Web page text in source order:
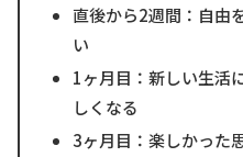
直後から2週間：自由
い
1ヶ月目：新しい生活
しくなる
3ヶ月目：楽しかった